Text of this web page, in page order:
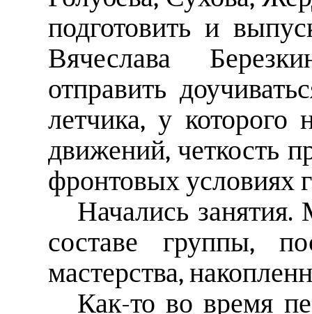
подготовить и
Вячеслава
отправить
летчика, у которого
движений, четкость
фронтовых условиях
Начались занятия.
составе группы,
мастерства,
Как-то во время